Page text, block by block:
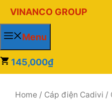
đến
nội
VINANCO GROUP
Menu
145,000₫
Home / Cáp điện Cadivi /